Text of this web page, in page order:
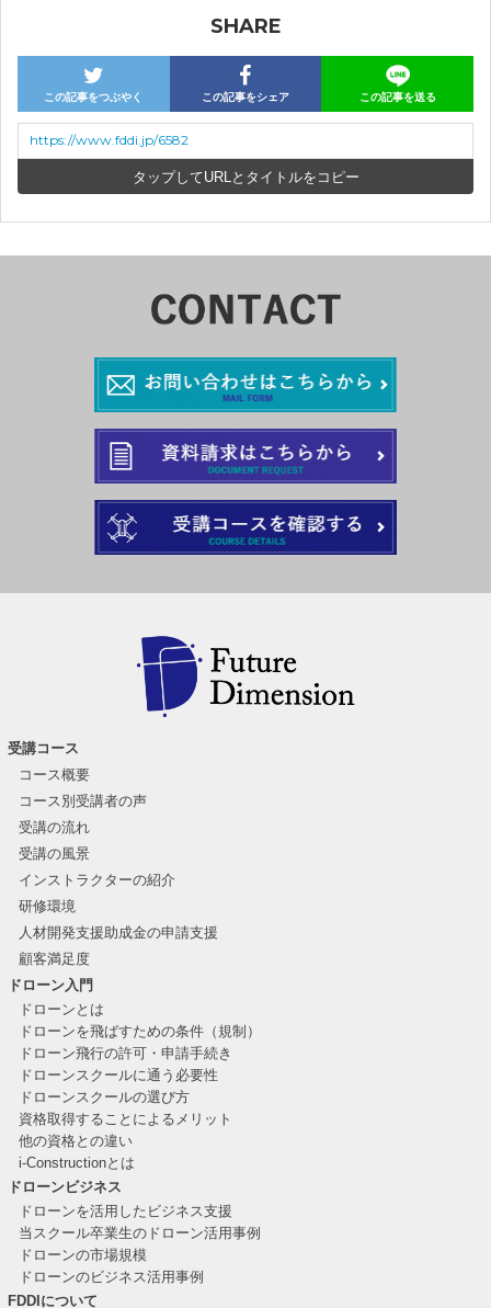
SHARE
この記事をつぶやく この記事をシェア この記事を送る
https://www.fddi.jp/6582
URLとタイトルをコピー
受講コース
コース概要
コース別受講者の声
受講の流れ
受講の風景
インストラクターの紹介
研修環境
人材開発支援助成金の申請支援
顧客満足度
ドローン入門
ドローンとは
ドローンを飛ばすための条件（規制）
ドローン飛行の許可・申請手続き
ドローンスクールに通う必要性
ドローンスクールの選び方
資格取得することによるメリット
他の資格との違い
i-Constructionとは
ドローンビジネス
ドローンを活用したビジネス支援
当スクール卒業生のドローン活用事例
ドローンの市場規模
ドローンのビジネス活用事例
FDDIについて